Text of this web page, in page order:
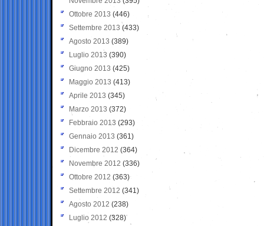
Ottobre 2013 (446)
Settembre 2013 (433)
Agosto 2013 (389)
Luglio 2013 (390)
Giugno 2013 (425)
Maggio 2013 (413)
Aprile 2013 (345)
Marzo 2013 (372)
Febbraio 2013 (293)
Gennaio 2013 (361)
Dicembre 2012 (364)
Novembre 2012 (336)
Ottobre 2012 (363)
Settembre 2012 (341)
Agosto 2012 (238)
Luglio 2012 (328)